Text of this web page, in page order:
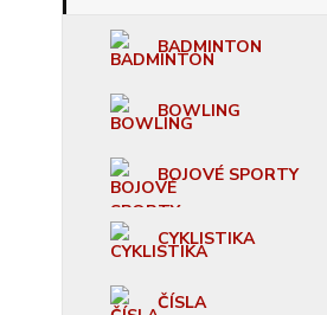
BADMINTON
BOWLING
BOJOVÉ SPORTY
CYKLISTIKA
ČÍSLA